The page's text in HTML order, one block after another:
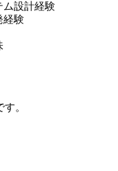
ム設計経験
経験
。